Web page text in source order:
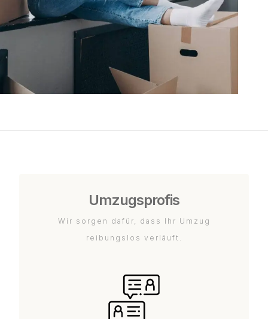
Umzugsprofis
Wir sorgen dafür, dass Ihr Umzug
reibungslos verläuft.